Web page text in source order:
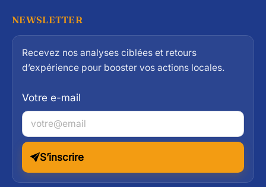
NEWSLETTER
Recevez nos analyses ciblées et retours
d’expérience pour booster vos actions locales.
Votre e-mail
S’inscrire